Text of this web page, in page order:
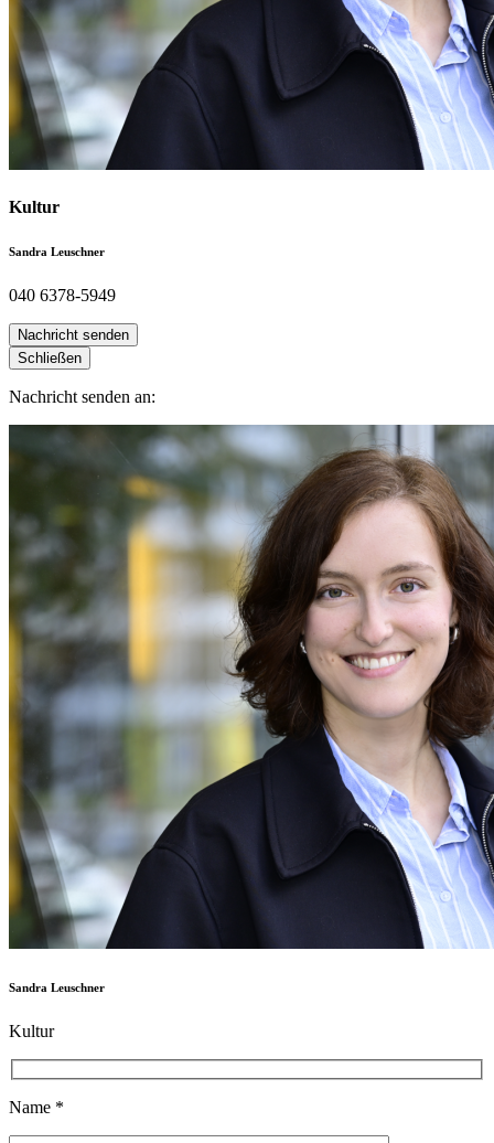
Kultur
Sandra Leuschner
040 6378-5949
Nachricht senden
Schließen
Nachricht senden an:
Sandra Leuschner
Kultur
Name *